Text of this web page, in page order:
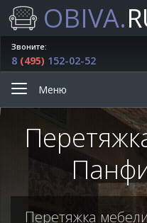
OBIVA.
Звоните:
8 (495) 152-02-52
Меню
Перетяжка